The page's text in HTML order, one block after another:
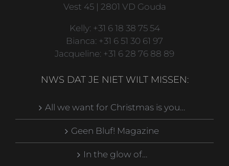
Vest 45 | 2801 VD Gouda
Kelly: +31 6 18 38 75 54
Bianca: +31 6 51 30 61 97
Jacqueline: +31 6 28 76 88 89
NWS DAT JE NIET WILT MISSEN:
All we want for Christmas is you…
Geen Bluf! Magazine
In the glow of…